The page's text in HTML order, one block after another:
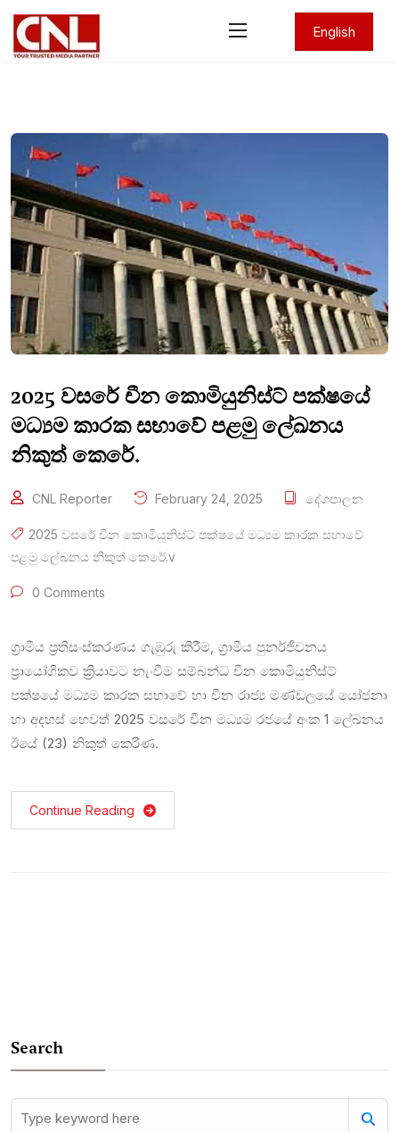
English
2025 වසරේ චීන කොමියුනිස්ට් පක්ෂයේ
මධ්‍යම කාරක සභාවේ පළමු ලේඛනය
නිකුත් කෙරේ.
CNL Reporter February 24, 2025 දේශපාලන
2025 වසරේ චීන කොමියුනිස්ට් පක්ෂයේ මධ්‍යම කාරක සභාවේ
පළමු ලේඛනය නිකුත් කෙරේ.v
0 Comments
ග්‍රාමීය ප්‍රතිසංස්කරණය ගැඹුරු කිරීම, ග්‍රාමීය පුනර්ජීවනය
ප්‍රායෝගිකව ක්‍රියාවට නැංවීම සම්බන්ධ චීන කොමියුනිස්ට්
පක්ෂයේ මධ්‍යම කාරක සභාවේ හා චීන රාජ්‍ය මණ්ඩලයේ යෝජනා
හා අදහස් හෙවත් 2025 වසරේ චීන මධ්‍යම රජයේ අංක 1 ලේඛනය
ඊයේ (23) නිකුත් කෙරිණ.
Continue Reading
Search